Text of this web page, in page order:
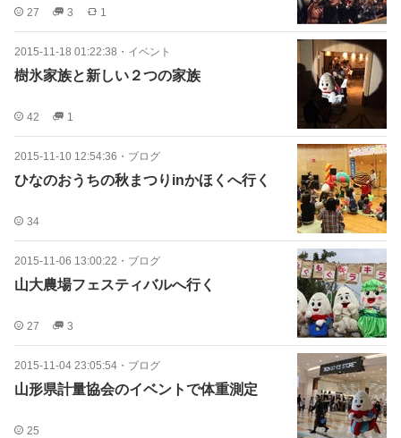
27 3 1
2015-11-18 01:22:38 ・ イベント
樹氷家族と新しい２つの家族
42 1
2015-11-10 12:54:36 ・ ブログ
ひなのおうちの秋まつりinかほくへ行く
34
2015-11-06 13:00:22 ・ ブログ
山大農場フェスティバルへ行く
27 3
2015-11-04 23:05:54 ・ ブログ
山形県計量協会のイベントで体重測定
25